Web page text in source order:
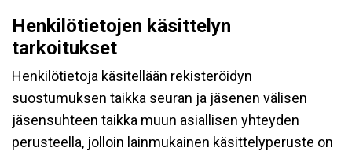
Henkilötietojen käsittelyn
tarkoitukset
Henkilötietoja käsitellään rekisteröidyn
suostumuksen taikka seuran ja jäsenen välisen
jäsensuhteen taikka muun asiallisen yhteyden
perusteella, jolloin lainmukainen käsittelyperuste on